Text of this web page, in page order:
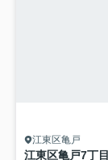
江東区亀戸
江東区亀戸7丁